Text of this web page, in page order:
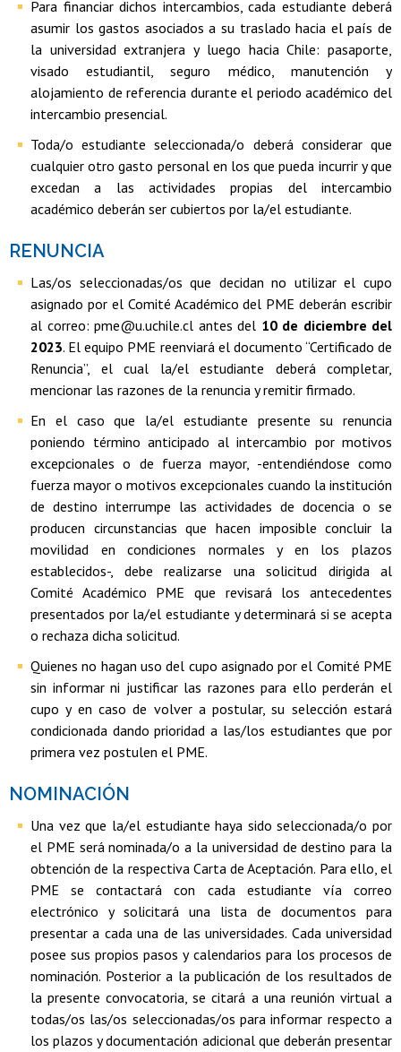
Para financiar dichos intercambios, cada estudiante deberá
asumir los gastos asociados a su traslado hacia el país de
la universidad extranjera y luego hacia Chile: pasaporte,
visado estudiantil, seguro médico, manutención y
alojamiento de referencia durante el periodo académico del
intercambio presencial.
Toda/o estudiante seleccionada/o deberá considerar que
cualquier otro gasto personal en los que pueda incurrir y que
excedan a las actividades propias del intercambio
académico deberán ser cubiertos por la/el estudiante.
RENUNCIA
Las/os seleccionadas/os que decidan no utilizar el cupo
asignado por el Comité Académico del PME deberán escribir
al correo: pme@u.uchile.cl antes del 10 de diciembre del
2023. El equipo PME reenviará el documento “Certificado de
Renuncia”, el cual la/el estudiante deberá completar,
mencionar las razones de la renuncia y remitir firmado.
En el caso que la/el estudiante presente su renuncia
poniendo término anticipado al intercambio por motivos
excepcionales o de fuerza mayor, -entendiéndose como
fuerza mayor o motivos excepcionales cuando la institución
de destino interrumpe las actividades de docencia o se
producen circunstancias que hacen imposible concluir la
movilidad en condiciones normales y en los plazos
establecidos-, debe realizarse una solicitud dirigida al
Comité Académico PME que revisará los antecedentes
presentados por la/el estudiante y determinará si se acepta
o rechaza dicha solicitud.
Quienes no hagan uso del cupo asignado por el Comité PME
sin informar ni justificar las razones para ello perderán el
cupo y en caso de volver a postular, su selección estará
condicionada dando prioridad a las/los estudiantes que por
primera vez postulen el PME.
NOMINACIÓN
Una vez que la/el estudiante haya sido seleccionada/o por
el PME será nominada/o a la universidad de destino para la
obtención de la respectiva Carta de Aceptación. Para ello, el
PME se contactará con cada estudiante vía correo
electrónico y solicitará una lista de documentos para
presentar a cada una de las universidades. Cada universidad
posee sus propios pasos y calendarios para los procesos de
nominación. Posterior a la publicación de los resultados de
la presente convocatoria, se citará a una reunión virtual a
todas/os las/os seleccionadas/os para informar respecto a
los plazos y documentación adicional que deberán presentar